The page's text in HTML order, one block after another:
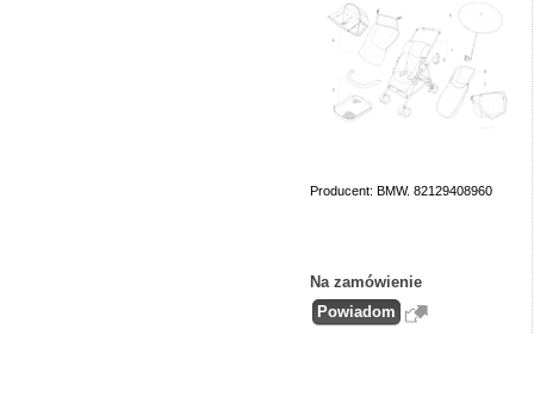
Producent: BMW. 82129408960
Na zamówienie